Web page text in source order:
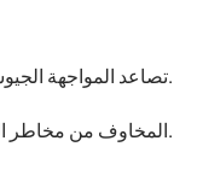
تصاعد المواجهة الجيوسياسية بين الولايات المتحدة والصين.
المخاوف من مخاطر العقوبات واحتمال تجميد الاحتياطيات.